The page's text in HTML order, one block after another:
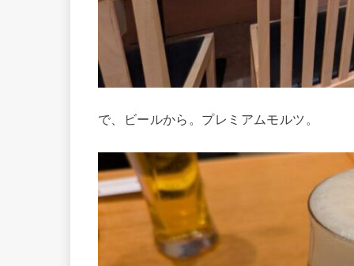
で、ビールから。プレミアムモルツ。